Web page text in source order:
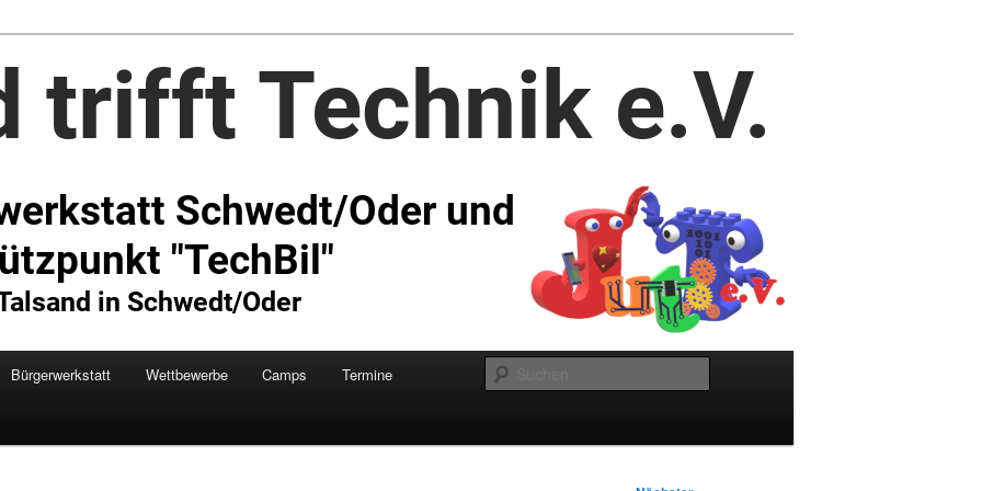
e.V.
Bürgerwerkstatt Wettbewerbe Camps Termine